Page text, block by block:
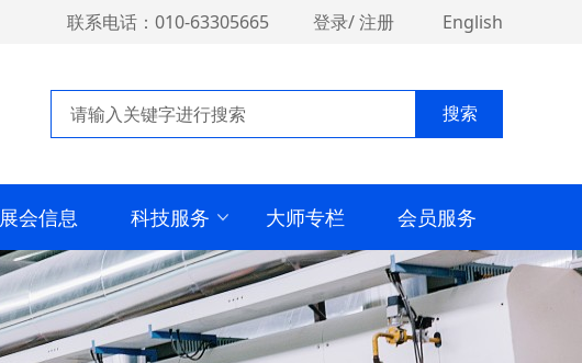
联系电话：010-63305665 登录/注册 English
搜索
展会信息 科技服务 大师专栏 会员服务